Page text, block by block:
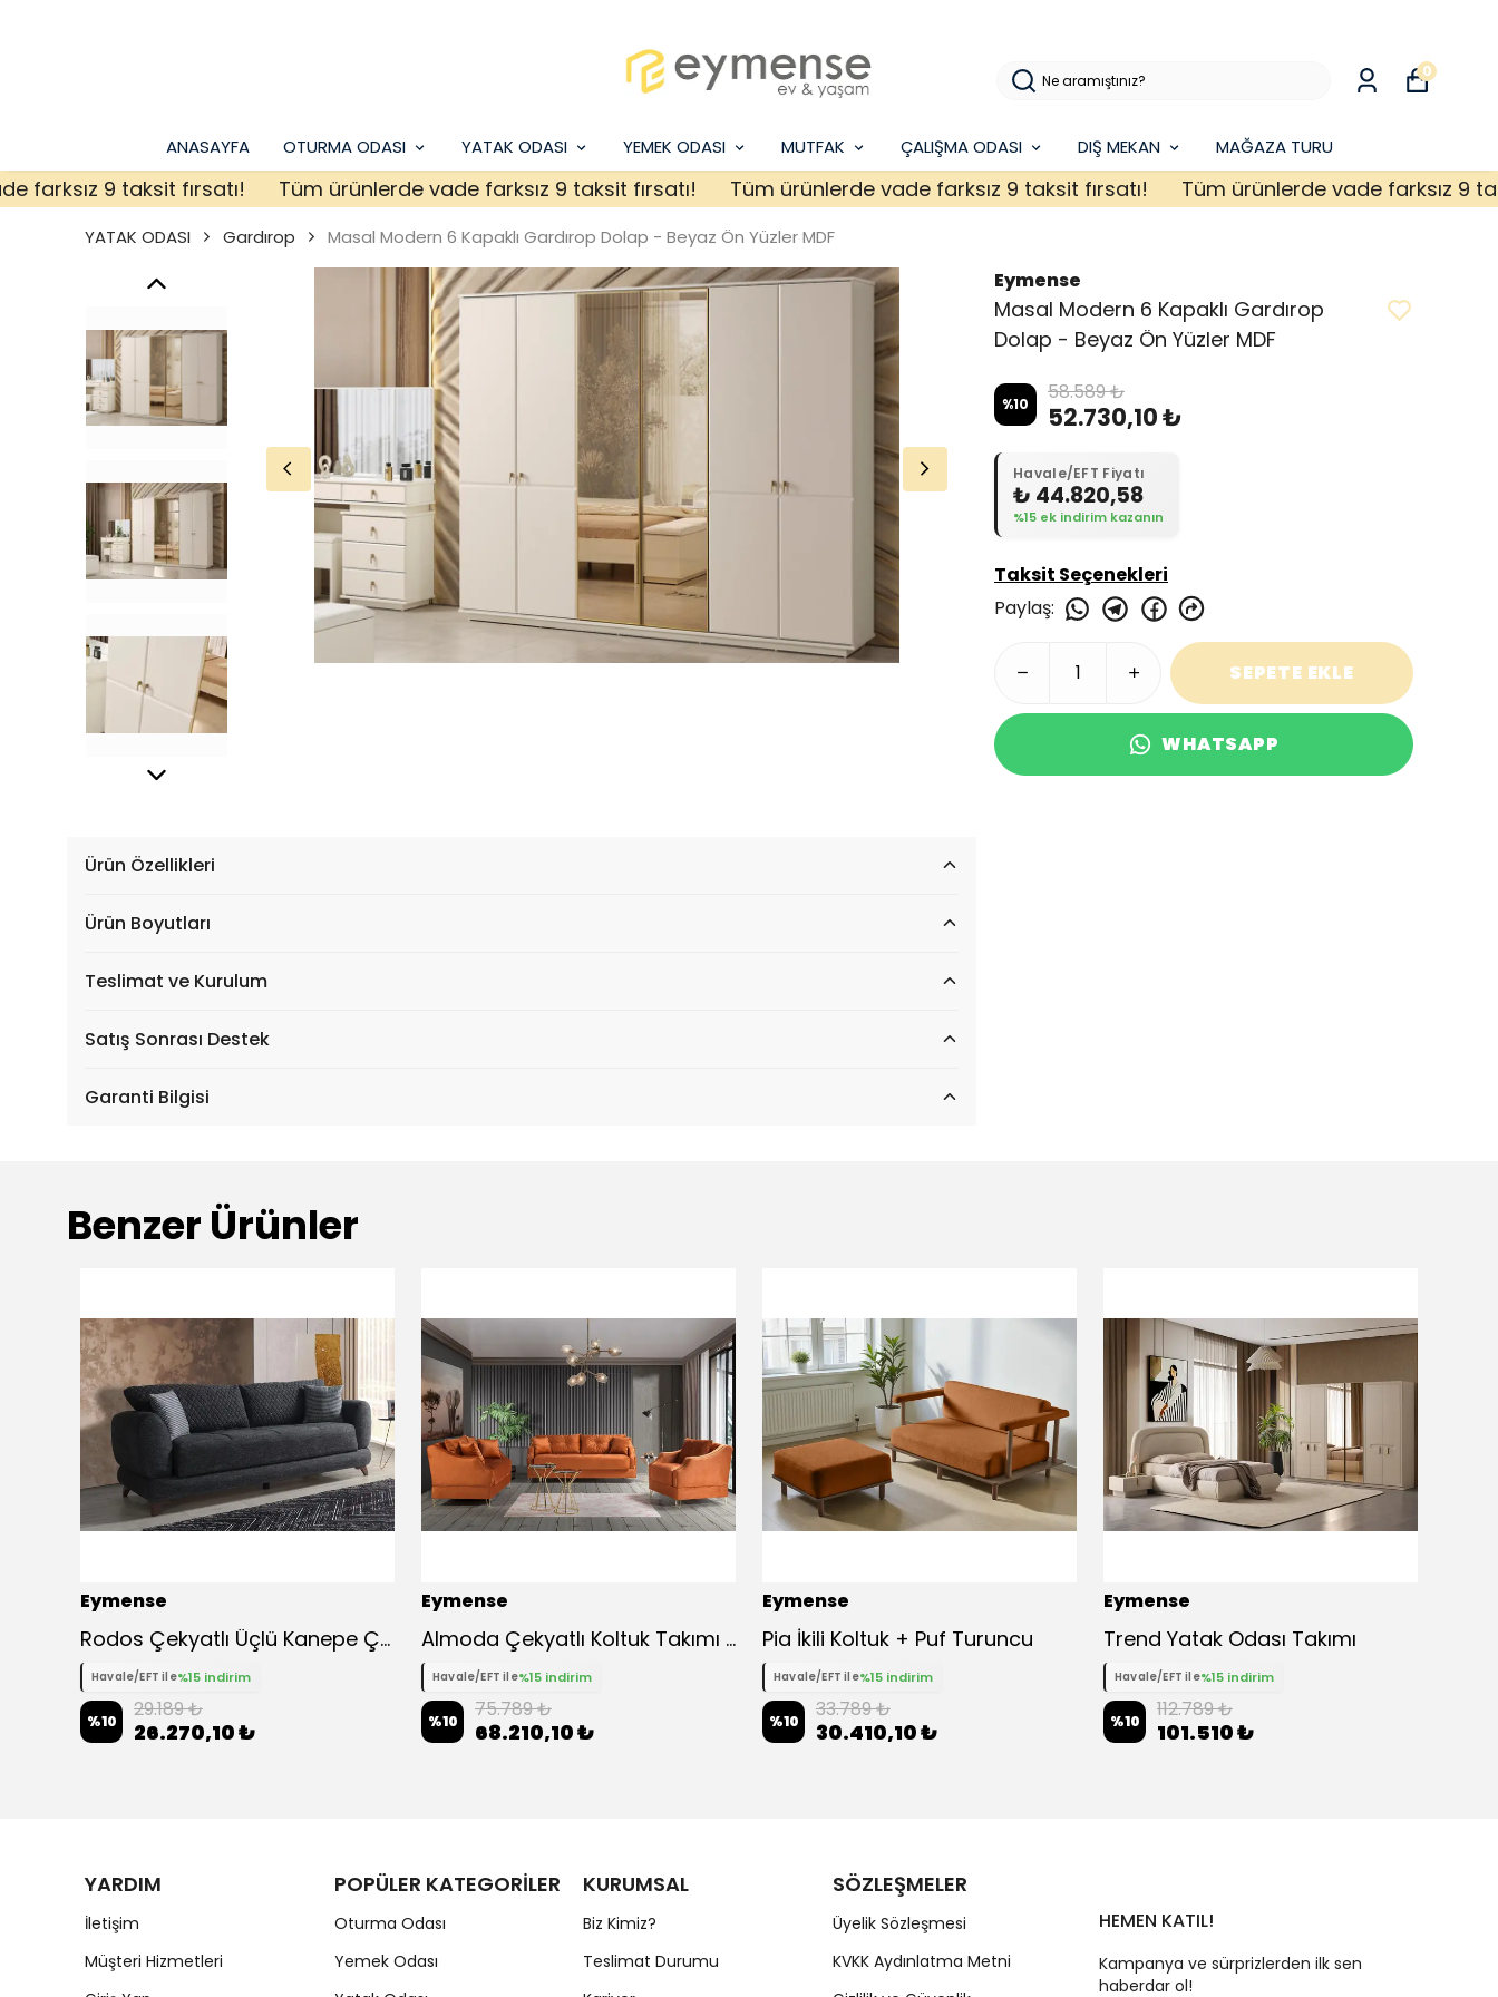
ANASAYFA OTURMA ODASI YATAK ODASI YEMEK ODASI MUTFAK ÇALIŞMA ODASI DIŞ MEKAN MAĞAZA TURU
0
9 taksit fırsatı! Tüm ürünlerde vade farksız 9 taksit fırsatı! Tüm ürünlerde vade farksız 9 taksit fırsatı! Tüm ürünlerde vade farksız 9 taksit
YATAK ODASI Gardırop Masal Modern 6 Kapaklı Gardırop Dolap - Beyaz Ön Yüzler MDF
Eymense
Masal Modern 6 Kapaklı Gardırop
Dolap - Beyaz Ön Yüzler MDF
%10 58.589 ₺
52.730,10 ₺
Havale/EFT Fiyatı
₺ 44.820,58
%15 ek indirim kazanın
Taksit Seçenekleri
Paylaş:
SEPETE EKLE
WHATSAPP
Ürün Özellikleri
Ürün Boyutları
Teslimat ve Kurulum
Satış Sonrası Destek
Garanti Bilgisi
Benzer Ürünler
Eymense
Rodos Çekyatlı Üçlü Kanepe Çekyat
Havale/EFT ile%15 indirim
%10 29.189 ₺
26.270,10 ₺
Eymense
Almoda Çekyatlı Koltuk Takımı 3 3 1
Havale/EFT ile%15 indirim
%10 75.789 ₺
68.210,10 ₺
Eymense
Pia İkili Koltuk + Puf Turuncu
Havale/EFT ile%15 indirim
%10 33.789 ₺
30.410,10 ₺
Eymense
Trend Yatak Odası Takımı
Havale/EFT ile%15 indirim
%10 112.789 ₺
101.510 ₺
YARDIM
İletişim
Müşteri Hizmetleri
POPÜLER KATEGORİLER
Oturma Odası
Yemek Odası
KURUMSAL
Biz Kimiz?
Teslimat Durumu
SÖZLEŞMELER
Üyelik Sözleşmesi
KVKK Aydınlatma Metni
HEMEN KATIL!
Kampanya ve sürprizlerden ilk sen
haberdar ol!